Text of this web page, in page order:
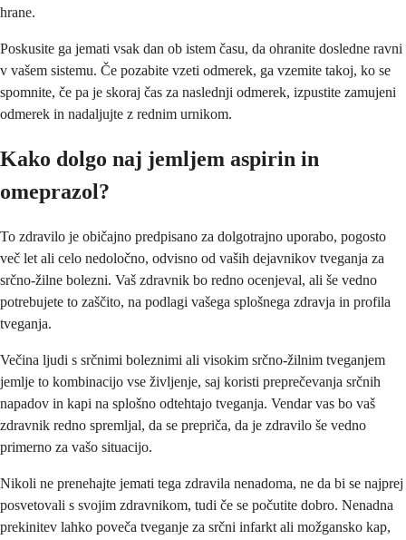
hrane.
Poskusite ga jemati vsak dan ob istem času, da ohranite dosledne ravni
v vašem sistemu. Če pozabite vzeti odmerek, ga vzemite takoj, ko se
spomnite, če pa je skoraj čas za naslednji odmerek, izpustite zamujeni
odmerek in nadaljujte z rednim urnikom.
Kako dolgo naj jemljem aspirin in
omeprazol?
To zdravilo je običajno predpisano za dolgotrajno uporabo, pogosto
več let ali celo nedoločno, odvisno od vaših dejavnikov tveganja za
srčno-žilne bolezni. Vaš zdravnik bo redno ocenjeval, ali še vedno
potrebujete to zaščito, na podlagi vašega splošnega zdravja in profila
tveganja.
Večina ljudi s srčnimi boleznimi ali visokim srčno-žilnim tveganjem
jemlje to kombinacijo vse življenje, saj koristi preprečevanja srčnih
napadov in kapi na splošno odtehtajo tveganja. Vendar vas bo vaš
zdravnik redno spremljal, da se prepriča, da je zdravilo še vedno
primerno za vašo situacijo.
Nikoli ne prenehajte jemati tega zdravila nenadoma, ne da bi se najprej
posvetovali s svojim zdravnikom, tudi če se počutite dobro. Nenadna
prekinitev lahko poveča tveganje za srčni infarkt ali možgansko kap,